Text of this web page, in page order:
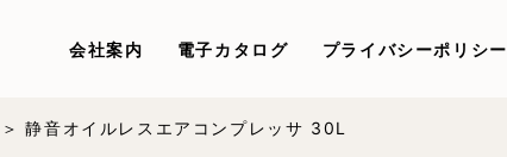
会社案内 電子カタログ プライバシーポリシー
静音オイルレスエアコンプレッサ 30L